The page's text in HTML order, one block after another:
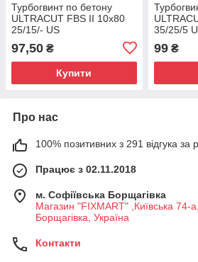
Турбогвинт по бетону
ULTRACUT FBS II 10x80
25/15/- US
97,50 ₴
Купити
35/25/5
99₴
Про нас
100% позитивних з 291 відгука за
Працює з 02.11.2018
м. Софіївська Борщагівка
Магазин "FIXMART" ,Київська 74-
Борщагівка, Україна
Контакти